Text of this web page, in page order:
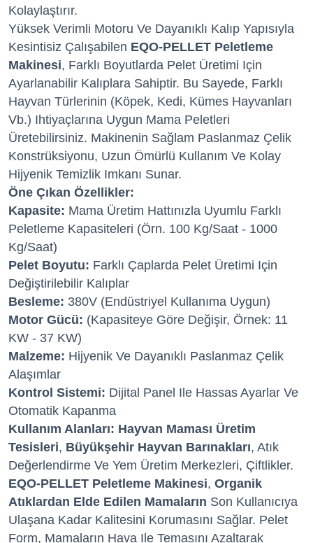
Kolaylaştırır.
Yüksek Verimli Motoru Ve Dayanıklı Kalıp Yapısıyla
Kesintisiz Çalışabilen EQO-PELLET Peletleme
Makinesi, Farklı Boyutlarda Pelet Üretimi Için
Ayarlanabilir Kalıplara Sahiptir. Bu Sayede, Farklı
Hayvan Türlerinin (köpek, Kedi, Kümes Hayvanları
Vb.) Ihtiyaçlarına Uygun Mama Peletleri
Üretebilirsiniz. Makinenin Sağlam Paslanmaz Çelik
Konstrüksiyonu, Uzun Ömürlü Kullanım Ve Kolay
Hijyenik Temizlik Imkanı Sunar.
Öne Çıkan Özellikler:
Kapasite: Mama Üretim Hattınızla Uyumlu Farklı
Peletleme Kapasiteleri (örn. 100 Kg/saat - 1000
Kg/saat)
Pelet Boyutu: Farklı Çaplarda Pelet Üretimi Için
Değiştirilebilir Kalıplar
Besleme: 380V (Endüstriyel Kullanıma Uygun)
Motor Gücü: (Kapasiteye Göre Değişir, Örnek: 11
KW - 37 KW)
Malzeme: Hijyenik Ve Dayanıklı Paslanmaz Çelik
Alaşımlar
Kontrol Sistemi: Dijital Panel Ile Hassas Ayarlar Ve
Otomatik Kapanma
Kullanım Alanları: Hayvan Maması Üretim
Tesisleri, Büyükşehir Hayvan Barınakları, Atık
Değerlendirme Ve Yem Üretim Merkezleri, Çiftlikler.
EQO-PELLET Peletleme Makinesi, Organik
Atıklardan Elde Edilen Mamaların Son Kullanıcıya
Ulaşana Kadar Kalitesini Korumasını Sağlar. Pelet
Form, Mamaların Hava Ile Temasını Azaltarak